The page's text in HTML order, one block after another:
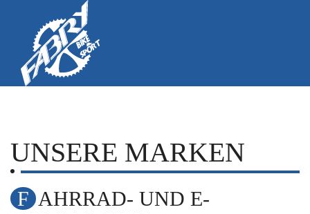
UNSERE MARKEN
FAHRRAD- UND E-